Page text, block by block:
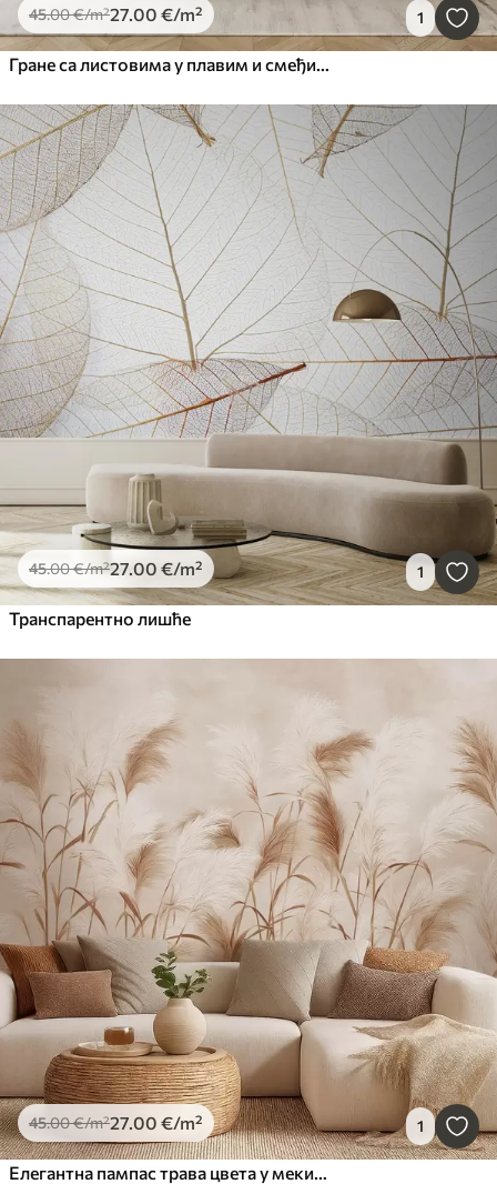
45.00€/m²27.00 €/m² 1
Гране са листовима у плавим и смеђим тоновима, светле позадине, меке и нежне, акварел стил
45.00€/m²27.00 €/m² 1
Транспарентно лишће
45.00€/m²27.00 €/m² 1
Елегантна пампас трава цвета у меким беж и млечним тоновима